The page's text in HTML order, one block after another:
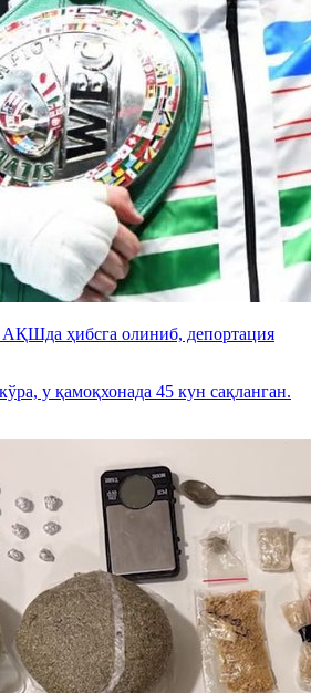
АҚШда ҳибсга олиниб, депортация
у қамоқхонада 45 кун сақланган.